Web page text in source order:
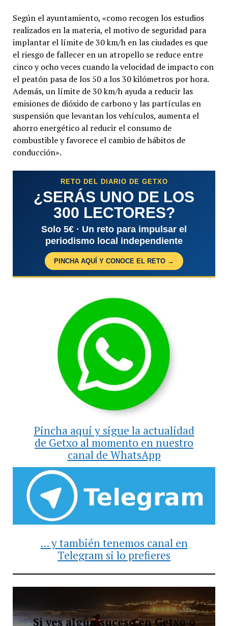
Según el ayuntamiento, «como recogen los estudios
realizados en la materia, el motivo de seguridad para
implantar el límite de 30 km/h en las ciudades es que
el riesgo de fallecer en un atropello se reduce entre
cinco y ocho veces cuando la velocidad de impacto con
el peatón pasa de los 50 a los 30 kilómetros por hora.
Además, un límite de 30 km/h ayuda a reducir las
emisiones de dióxido de carbono y las partículas en
suspensión que levantan los vehículos, aumenta el
ahorro energético al reducir el consumo de
combustible y favorece el cambio de hábitos de
conducción».
RETO DEL DIARIO DE GETXO
¿SERÁS UNO DE LOS
300 LECTORES?
Solo 5€ · Un reto para impulsar el
periodismo local independiente
PINCHA AQUÍ Y CONOCE EL RETO →
Pincha aquí y sigue la actualidad
de Getxo al momento en nuestro
canal de WhatsApp
... y también tenemos canal en
Telegram si lo prefieres
Si ves algún suceso en Getxo o